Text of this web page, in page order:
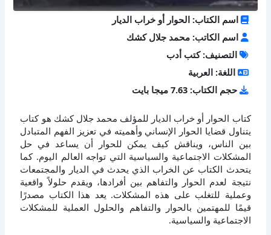
اسم الكتاب: الحوار أو خراب الديار
اسم الكاتب: محمد جلال كشك
التصنيف: كتب أدب
اللغة: العربية
حجم الكتاب: 7.63 ميجا بايت
كتاب الحوار أو خراب الديار للمؤلف محمد جلال كشك هو كتاب
يتناول قضايا الحوار الإنساني وأهميته في تعزيز الفهم المتبادل
بين الناس، ويناقش كيف يمكن للحوار أن يساعد في حل
المشكلات الاجتماعية والسياسية التي تواجه العالم اليوم. كما
يتحدث الكتاب عن الخراب الذي يحدث في الديار والمجتمعات
نتيجة لعدم الحوار والتفاهم بين أفرادها، ويقدم حلولاً واقعية
وعملية للتغلب على هذه المشكلات. يعد هذا الكتاب مصدرًا
قيمًا للمهتمين بالحوار والتفاهم والحلول العملية للمشكلات
الاجتماعية والسياسية.